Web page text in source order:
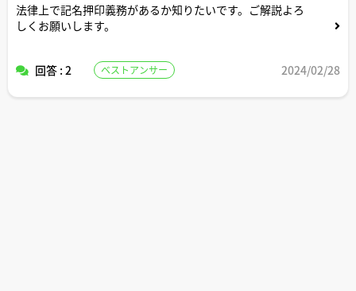
法律上で記名押印義務があるか知りたいです。ご解説よろ
しくお願いします。
回答 : 2 ベストアンサー 2024/02/28